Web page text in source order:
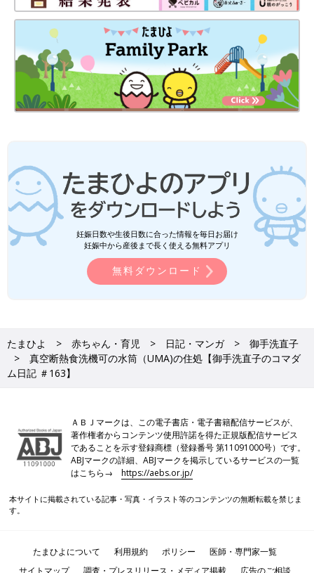
妊娠日数や生後日数に合った情報を毎日お届け
妊娠中から産後まで長く使える無料アプリ
無料ダウンロード
たまひよ 赤ちゃん・育児 日記・マンガ
御手洗直子
真空断熱食洗機可の水筒（UMA)の住処【御手洗直子のコマダ
ム日記 ＃163】
ＡＢＪマークは、この電子書店・電子書籍配信サービスが、
著作権者からコンテンツ使用許諾を得た正規版配信サービス
であることを示す登録商標（登録番号 第11091000号）です。
ABJマークの詳細、ABJマークを掲示しているサービスの一覧
はこちら→https://aebs.or.jp/
本サイトに掲載されている記事・写真・イラスト等のコンテンツの無断転載を禁じま
す。
たまひよについて 利用規約 ポリシー
医師・専門家一覧